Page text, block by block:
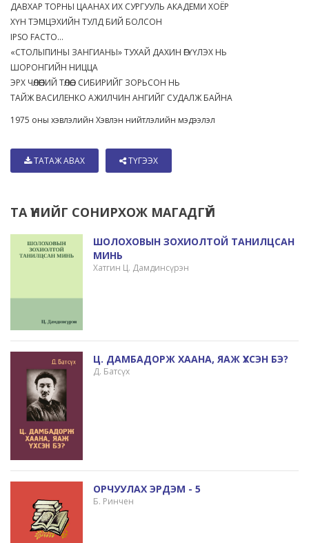
ДАВХАР ТОРНЫ ЦААНАХ ИХ СУРГУУЛЬ АКАДЕМИ ХОЁР
ХҮН ТЭМЦЭХИЙН ТУЛД БИЙ БОЛСОН
IРSО FАСТО...
«СТОЛЫПИНЫ ЗАНГИАНЫ» ТУХАЙ ДАХИН ӨГҮҮЛЭХ НЬ
ШОРОНГИЙН НИЦЦА
ЭРХ ЧӨЛӨӨНИЙ ТӨЛӨӨ... СИБИРИЙГ ЗОРЬСОН НЬ
ТАЙЖ ВАСИЛЕНКО АЖИЛЧИН АНГИЙГ СУДАЛЖ БАЙНА
1975 оны хэвлэлийн Хэвлэн нийтлэлийн мэдээлэл
ТАТАЖ АВАХ ТҮГЭЭХ
ТА ҮҮНИЙГ СОНИРХОЖ МАГАДГҮЙ
ШОЛОХОВЫН ЗОХИОЛТОЙ ТАНИЛЦСАН
МИНЬ
Хатгин Ц. Дамдинсүрэн
Ц. ДАМБАДОРЖ ХААНА, ЯАЖ ҮХСЭН БЭ?
Д. Батсүх
ОРЧУУЛАХ ЭРДЭМ - 5
Б. Ринчен